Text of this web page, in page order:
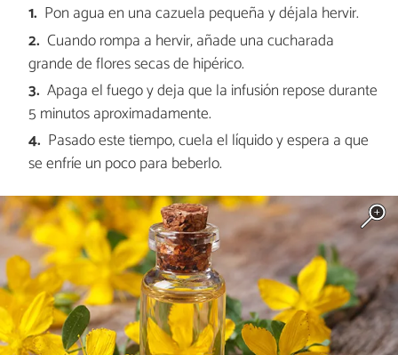
Pon agua en una cazuela pequeña y déjala hervir.
Cuando rompa a hervir, añade una cucharada
grande de flores secas de hipérico.
Apaga el fuego y deja que la infusión repose durante
5 minutos aproximadamente.
Pasado este tiempo, cuela el líquido y espera a que
se enfríe un poco para beberlo.